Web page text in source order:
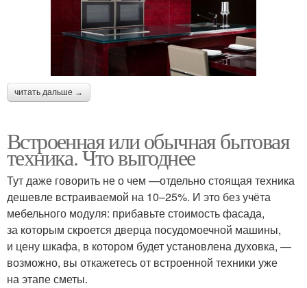
читать дальше →
Встроенная или обычная бытовая
техника. Что выгоднее
Тут даже говорить не о чем —отдельно стоящая техника
дешевле встраиваемой на 10–25%. И это без учёта
мебельного модуля: прибавьте стоимость фасада,
за которым скроется дверца посудомоечной машины,
и цену шкафа, в котором будет установлена духовка, —
возможно, вы откажетесь от встроенной техники уже
на этапе сметы.